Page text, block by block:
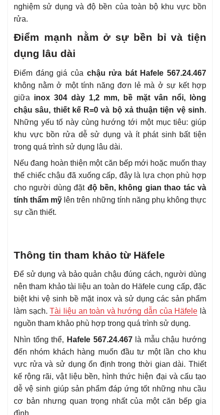
nghiệm sử dụng và độ bền của toàn bộ khu vực bồn
rửa.
Điểm mạnh nằm ở sự bền bỉ và tiện
dụng lâu dài
Điểm đáng giá của chậu rửa bát Hafele 567.24.467
không nằm ở một tính năng đơn lẻ mà ở sự kết hợp
giữa inox 304 dày 1,2 mm, bề mặt vân nổi, lòng
chậu sâu, thiết kế R=0 và bộ xả thuận tiện vệ sinh.
Những yếu tố này cùng hướng tới một mục tiêu: giúp
khu vực bồn rửa dễ sử dụng và ít phát sinh bất tiện
trong quá trình sử dụng lâu dài.
Nếu đang hoàn thiện một căn bếp mới hoặc muốn thay
thế chiếc chậu đã xuống cấp, đây là lựa chọn phù hợp
cho người dùng đặt độ bền, không gian thao tác và
tính thẩm mỹ lên trên những tính năng phụ không thực
sự cần thiết.
Thông tin tham khảo từ Häfele
Để sử dụng và bảo quản chậu đúng cách, người dùng
nên tham khảo tài liệu an toàn do Häfele cung cấp, đặc
biệt khi vệ sinh bề mặt inox và sử dụng các sản phẩm
làm sạch.Tài liệu an toàn và hướng dẫn của Häfele là
nguồn tham khảo phù hợp trong quá trình sử dụng.
Nhìn tổng thể, Hafele 567.24.467là mẫu chậu hướng
đến nhóm khách hàng muốn đầu tư một lần cho khu
vực rửa và sử dụng ổn định trong thời gian dài. Thiết
kế rộng rãi, vật liệu bền, hình thức hiện đại và cấu tạo
dễ vệ sinh giúp sản phẩm đáp ứng tốt những nhu cầu
cơ bản nhưng quan trọng nhất của một căn bếp gia
đình.